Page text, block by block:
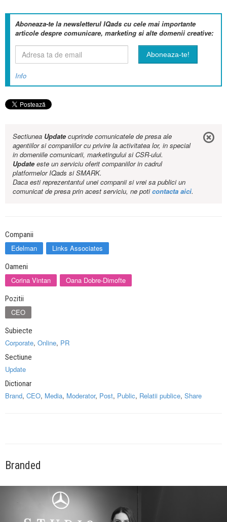
Aboneaza-te la newsletterul IQads cu cele mai importante
articole despre comunicare, marketing si alte domenii creative:
Info
Sectiunea Updatecuprinde comunicatele de presa ale
agentiilor si companiilor cu privire la activitatea lor, in special
in domeniile comunicarii, marketingului si CSR-ului.
Updateeste un serviciu oferit companiilor in cadrul
platformelor IQads si SMARK.
Daca esti reprezentantul unei companii si vrei sa publici un
comunicat de presa prin acest serviciu, ne poticontacta aici.
Companii
Edelman Links Associates
Oameni
Corina Vintan Oana Dobre-Dimofte
Pozitii
CEO
Subiecte
Corporate, Online, PR
Sectiune
Update
Dictionar
Brand, CEO, Media, Moderator, Post, Public, Relatii publice, Share
Branded